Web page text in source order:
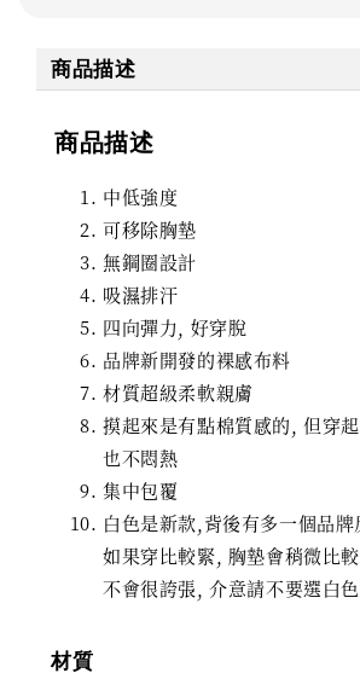
商品描述
商品描述
中低強度
可移除胸墊
無鋼圈設計
吸濕排汗
四向彈力, 好穿脫
品牌新開發的裸感布料
材質超級柔軟親膚
摸起來是有點棉質感的, 但穿
也不悶熱
集中包覆
白色是新款,背後有多一個品
如果穿比較緊, 胸墊會稍微比
不會很誇張, 介意請不要選白
材質